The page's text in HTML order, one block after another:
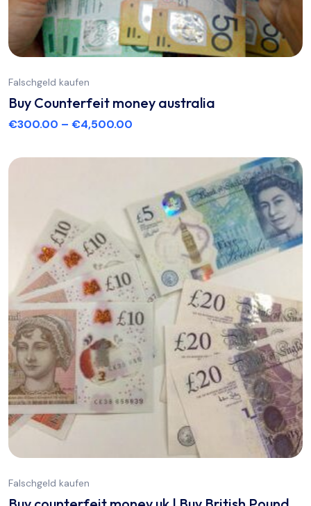
Falschgeld kaufen
Buy Counterfeit money australia
€300.00 – €4,500.00
Falschgeld kaufen